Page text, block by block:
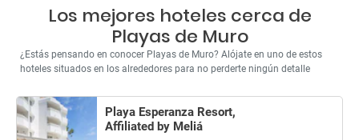
Los mejores hoteles cerca de
Playas de Muro
¿Estás pensando en conocer Playas de Muro? Alójate en uno de estos
hoteles situados en los alrededores para no perderte ningún detalle
Playa Esperanza Resort,
Affiliated by Meliá